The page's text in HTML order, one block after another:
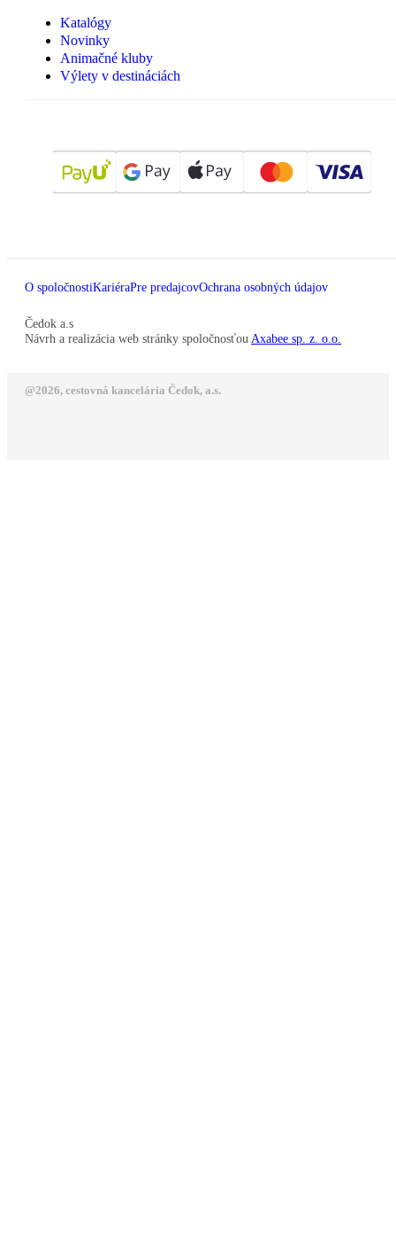
Katalógy
Novinky
Animačné kluby
Výlety v destináciách
O spoločnostiKariéraPre predajcovOchrana osobných údajov
Čedok a.s
Návrh a realizácia web stránky spoločnosťou Axabee sp. z. o.o.
@2026, cestovná kancelária Čedok, a.s.